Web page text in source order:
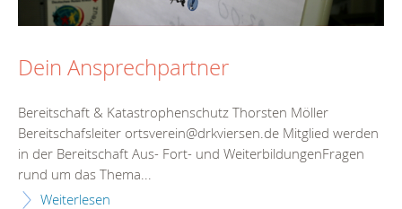
Dein Ansprechpartner
Bereitschaft & Katastrophenschutz Thorsten Möller
Bereitschafsleiter ortsverein@drkviersen.de Mitglied werden
in der Bereitschaft Aus- Fort- und WeiterbildungenFragen
rund um das Thema...
Weiterlesen